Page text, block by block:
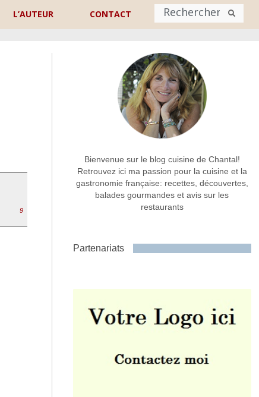
L’AUTEUR CONTACT
Nom
Commentaire ou message *
9
Bienvenue sur le blog cuisine de Chantal!
Retrouvez ici ma passion pour la cuisine et la
gastronomie française: recettes, découvertes,
balades gourmandes et avis sur les
restaurants
Partenariats